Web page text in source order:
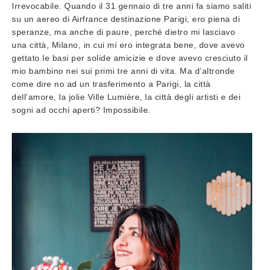
Irrevocabile. Quando il 31 gennaio di tre anni fa siamo saliti
su un aereo di Airfrance destinazione Parigi, ero piena di
speranze, ma anche di paure, perché dietro mi lasciavo
una città, Milano, in cui mi ero integrata bene, dove avevo
gettato le basi per solide amicizie e dove avevo cresciuto il
mio bambino nei sui primi tre anni di vita. Ma d’altronde
come dire no ad un trasferimento a Parigi, la città
dell’amore, la jolie Ville Lumière, la città degli artisti e dei
sogni ad occhi aperti? Impossibile.